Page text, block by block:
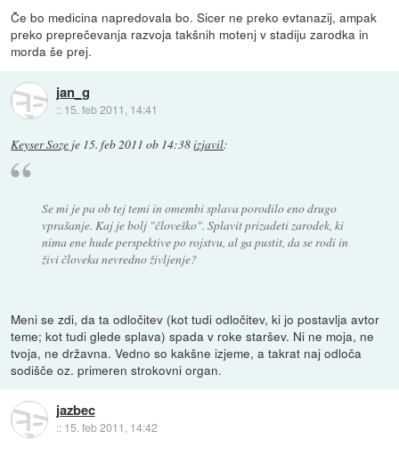
Če bo medicina napredovala bo. Sicer ne preko evtanazij, ampak
preko preprečevanja razvoja takšnih motenj v stadiju zarodka in
morda še prej.
jan_g
:: 15. feb 2011, 14:41
Keyser Soze je 15. feb 2011 ob 14:38izjavil:
Se mi je pa ob tej temi in omembi splava porodilo eno drugo
vprašanje. Kaj je bolj "človeško". Splavit prizadeti zarodek, ki
nima ene hude perspektive po rojstvu, al ga pustit, da se rodi in
živi človeka nevredno življenje?
Meni se zdi, da ta odločitev (kot tudi odločitev, ki jo postavlja avtor
teme; kot tudi glede splava) spada v roke staršev. Ni ne moja, ne
tvoja, ne državna. Vedno so kakšne izjeme, a takrat naj odloča
sodišče oz. primeren strokovni organ.
jazbec
:: 15. feb 2011, 14:42